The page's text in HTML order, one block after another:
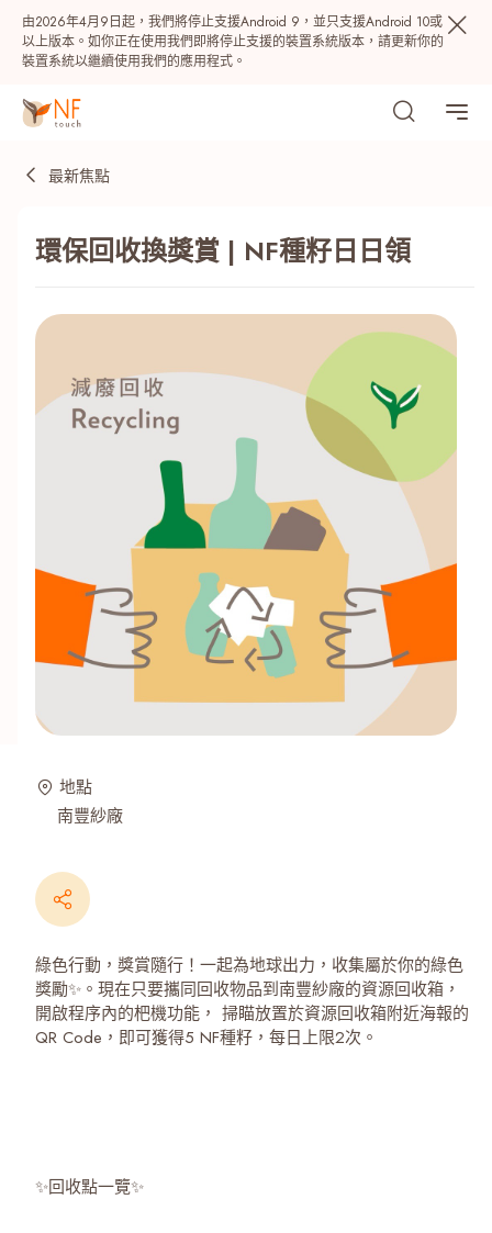
由2026年4月9日起，我們將停止支援Android 9，並只支援Android 10或
以上版本。如你正在使用我們即將停止支援的裝置系統版本，請更新你的
裝置系統以繼續使用我們的應用程式。
熱門
NF 種籽 NF Points AIRSIDE
最新焦點
環保回收換獎賞 | NF種籽日日領
地點
南豐紗廠
綠色行動，獎賞隨行！一起為地球出力，收集屬於你的綠色
獎勵✨。現在只要攜同回收物品到南豐紗廠的資源回收箱，
開啟程序內的杷機功能， 掃瞄放置於資源回收箱附近海報的
QR Code，即可獲得5 NF種籽，每日上限2次。
✨回收點一覽✨